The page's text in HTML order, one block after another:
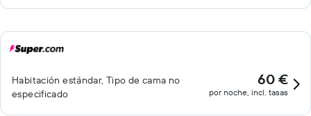
Habitación estándar, Tipo de cama no
especificado
60 €
por noche, incl. tasas